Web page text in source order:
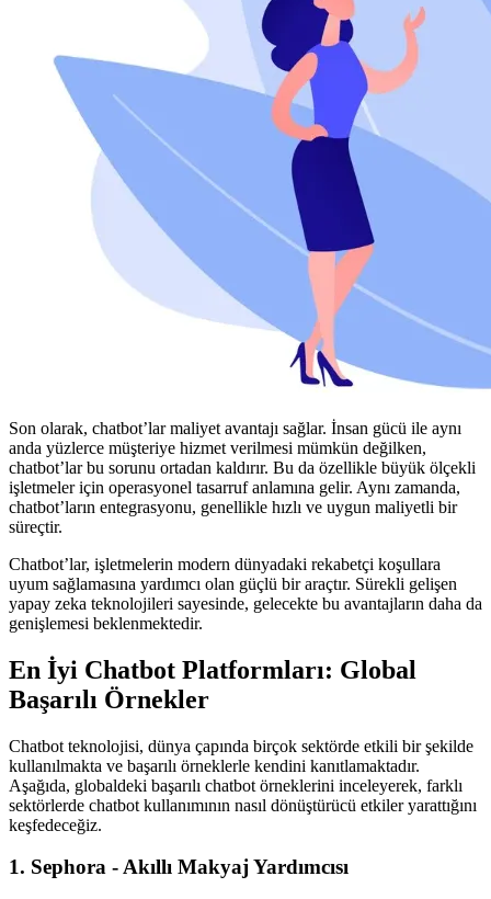
Son olarak, chatbot’lar maliyet avantajı sağlar. İnsan gücü ile aynı
anda yüzlerce müşteriye hizmet verilmesi mümkün değilken,
chatbot’lar bu sorunu ortadan kaldırır. Bu da özellikle büyük ölçekli
işletmeler için operasyonel tasarruf anlamına gelir. Aynı zamanda,
chatbot’ların entegrasyonu, genellikle hızlı ve uygun maliyetli bir
süreçtir.
Chatbot’lar, işletmelerin modern dünyadaki rekabetçi koşullara
uyum sağlamasına yardımcı olan güçlü bir araçtır. Sürekli gelişen
yapay zeka teknolojileri sayesinde, gelecekte bu avantajların daha da
genişlemesi beklenmektedir.
En İyi Chatbot Platformları: Global
Başarılı Örnekler
Chatbot teknolojisi, dünya çapında birçok sektörde etkili bir şekilde
kullanılmakta ve başarılı örneklerle kendini kanıtlamaktadır.
Aşağıda, globaldeki başarılı chatbot örneklerini inceleyerek, farklı
sektörlerde chatbot kullanımının nasıl dönüştürücü etkiler yarattığını
keşfedeceğiz.
1. Sephora - Akıllı Makyaj Yardımcısı